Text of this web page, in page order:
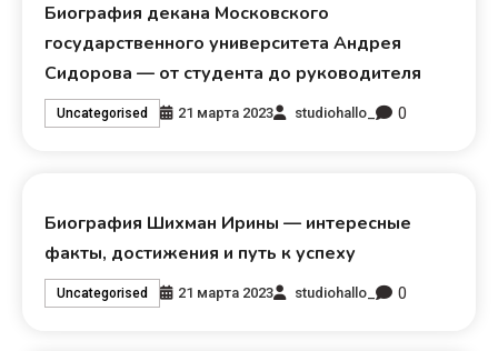
Биография декана Московского
государственного университета Андрея
Сидорова — от студента до руководителя
Uncategorised 21 марта 2023 studiohallo_ 0
Биография Шихман Ирины — интересные
факты, достижения и путь к успеху
Uncategorised 21 марта 2023 studiohallo_ 0